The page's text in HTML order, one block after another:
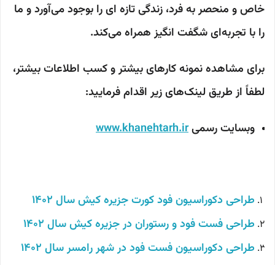
خاص و منحصر به فرد، زندگی تازه ای را بوجود می‌آورد و ما
را با تجربه‌ای شگفت انگیز همراه می‌کند.
برای مشاهده نمونه کارهای بیشتر و کسب اطلاعات بیشتر،
لطفاً از طریق لینک‌های زیر اقدام فرمایید:
وبسایت رسمیwww.khanehtarh.ir
طراحی دکوراسیون فود کورت جزیره کیشسال 1402
طراحی فست فود و رستوران در جزیره کیش سال 1402
طراحی دکوراسیون فست فود در شهر رامسر سال 1402